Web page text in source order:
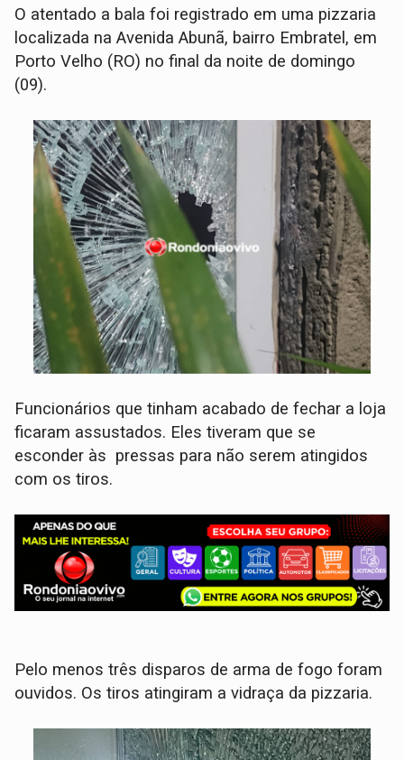
O atentado a bala foi registrado em uma pizzaria
localizada na Avenida Abunã, bairro Embratel, em
Porto Velho (RO) no final da noite de domingo
(09).
Funcionários que tinham acabado de fechar a loja
ficaram assustados. Eles tiveram que se
esconder às pressas para não serem atingidos
com os tiros.
Pelo menos três disparos de arma de fogo foram
ouvidos. Os tiros atingiram a vidraça da pizzaria.